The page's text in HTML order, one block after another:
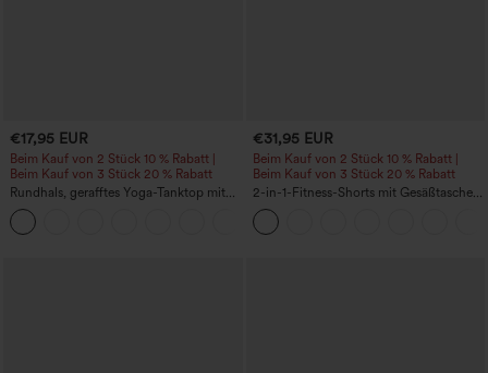
€17,95 EUR
Beim Kauf von 2 Stück 10 % Rabatt |
Beim Kauf von 3 Stück 20 % Rabatt
Rundhals, gerafftes Yoga-Tanktop mit
Cool-Touch-Effekt – UPF50+
€31,95 EUR
Beim Kauf von 2 Stück 10 % Rabatt |
Beim Kauf von 3 Stück 20 % Rabatt
2-in-1-Fitness-Shorts mit Gesäßtasche
und seitlicher versteckter Tasche 6,3 cm